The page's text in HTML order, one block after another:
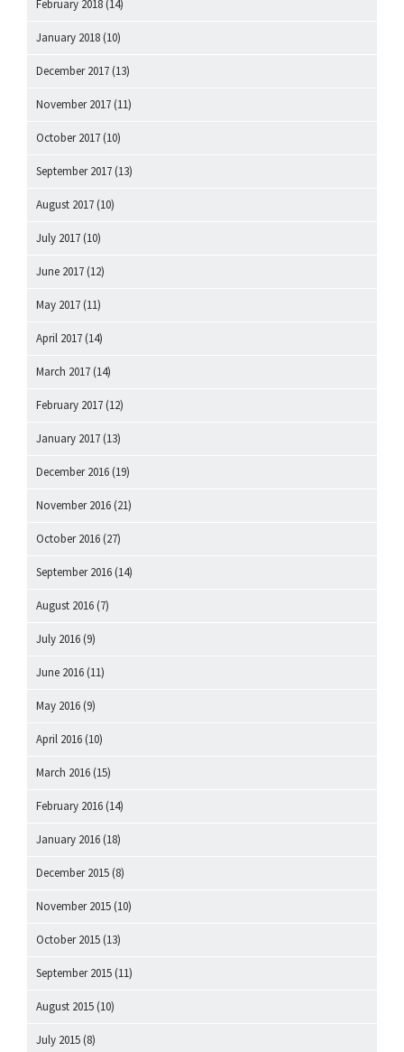
February 2018 (14)
January 2018 (10)
December 2017 (13)
November 2017 (11)
October 2017 (10)
September 2017 (13)
August 2017 (10)
July 2017 (10)
June 2017 (12)
May 2017 (11)
April 2017 (14)
March 2017 (14)
February 2017 (12)
January 2017 (13)
December 2016 (19)
November 2016 (21)
October 2016 (27)
September 2016 (14)
August 2016 (7)
July 2016 (9)
June 2016 (11)
May 2016 (9)
April 2016 (10)
March 2016 (15)
February 2016 (14)
January 2016 (18)
December 2015 (8)
November 2015 (10)
October 2015 (13)
September 2015 (11)
August 2015 (10)
July 2015 (8)